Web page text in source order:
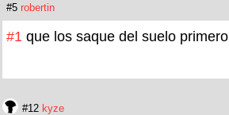
#5 robertin
#1 que los saque del suelo primero
#12 kyze